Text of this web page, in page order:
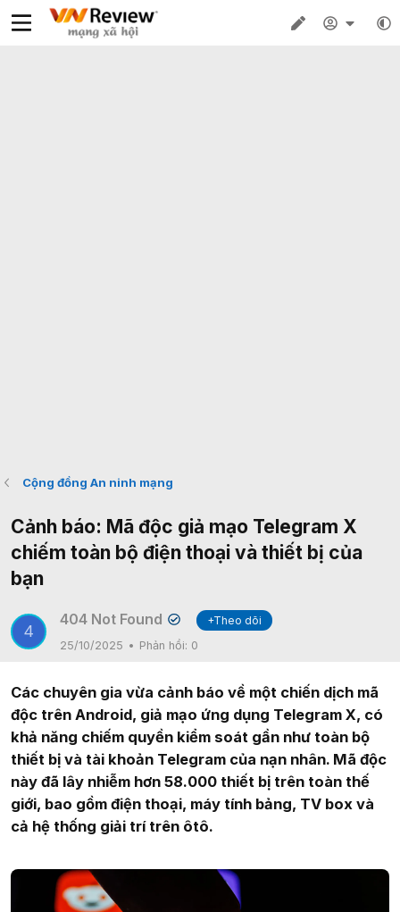
Cộng đồng An ninh mạng
Cảnh báo: Mã độc giả mạo Telegram X
chiếm toàn bộ điện thoại và thiết bị của
bạn
4
404 Not Found ✔
+Theo dõi
25/10/2025
Phản hồi: 0
Các chuyên gia vừa cảnh báo về một chiến dịch mã
độc trên Android, giả mạo ứng dụng Telegram X, có
khả năng chiếm quyền kiểm soát gần như toàn bộ
thiết bị và tài khoản Telegram của nạn nhân. Mã độc
này đã lây nhiễm hơn 58.000 thiết bị trên toàn thế
giới, bao gồm điện thoại, máy tính bảng, TV box và
cả hệ thống giải trí trên ôtô.